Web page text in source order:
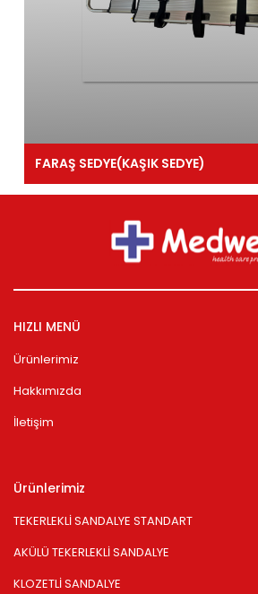
FARAŞ SEDYE(KAŞIK SEDYE)
HIZLI MENÜ
Ürünlerimiz
Hakkımızda
İletişim
Ürünlerimiz
TEKERLEKLİ SANDALYE STANDART
AKÜLÜ TEKERLEKLİ SANDALYE
KLOZETLİ SANDALYE